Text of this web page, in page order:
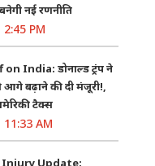
नई रणनीति
PM
India: डोनाल्ड ट्रंप ने
बढ़ाने की दी मंजूरी!,
टैक्स
AM
Injury Update: